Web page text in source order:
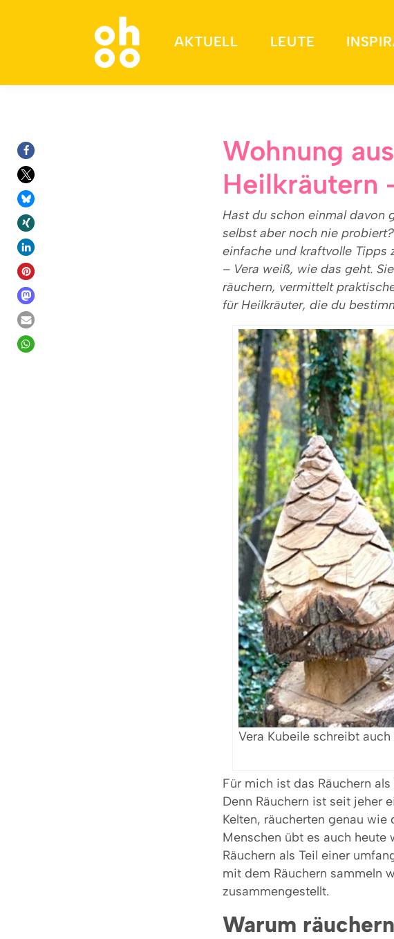
AKTUELL LEUTE
Wohnung
Heilkräutern
Hast du schon einmal davon
selbst aber noch nie
einfache und kraftvolle Tipps
– Vera weiß, wie das geht.
räuchern, vermittelt
für Heilkräuter, die du
Vera Kubeile schreibt
Für mich ist das Räuchern als
Denn Räuchern ist seit jeher
Kelten, räucherten genau
Menschen übt es auch heute
Räuchern als Teil einer
mit dem Räuchern sammeln
zusammengestellt.
Warum